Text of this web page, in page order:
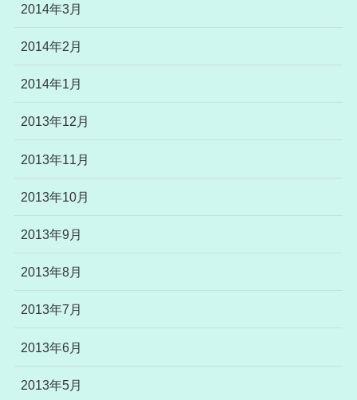
2014年3月
2014年2月
2014年1月
2013年12月
2013年11月
2013年10月
2013年9月
2013年8月
2013年7月
2013年6月
2013年5月